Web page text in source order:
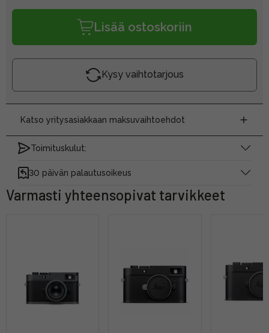
Lisää ostoskoriin
Kysy vaihtotarjous
Katso yritysasiakkaan maksuvaihtoehdot
Toimituskulut:
30 päivän palautusoikeus
Varmasti yhteensopivat tarvikkeet